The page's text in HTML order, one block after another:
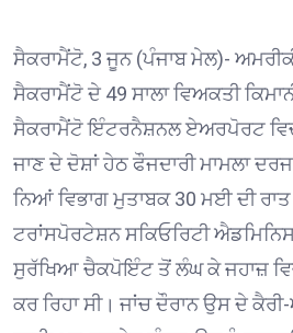
ਸੈਕਰਾਮੈਂਟੋ, 3 ਜੂਨ (ਪੰਜਾਬ ਮੇਲ)-
ਸੈਕਰਾਮੈਂਟੋ ਦੇ 49 ਸਾਲਾ ਵਿਅਕਤੀ
ਸੈਕਰਾਮੈਂਟੋ ਇੰਟਰਨੈਸ਼ਨਲ ਏਅਰਪੋਰਟ
ਜਾਣ ਦੇ ਦੋਸ਼ਾਂ ਹੇਠ ਫੌਜਦਾਰੀ ਮਾਮਲਾ ਦਰਜ
ਨਿਆਂ ਵਿਭਾਗ ਮੁਤਾਬਕ 30 ਮਈ ਦੀ
ਟਰਾਂਸਪੋਰਟੇਸ਼ਨ ਸਕਿਓਰਿਟੀ
ਸੁਰੱਖਿਆ ਚੈਕਪੋਇੰਟ ਤੋਂ ਲੰਘ ਕੇ ਜਹਾਜ਼
ਕਰ ਰਿਹਾ ਸੀ। ਜਾਂਚ ਦੌਰਾਨ ਉਸ ਦੇ